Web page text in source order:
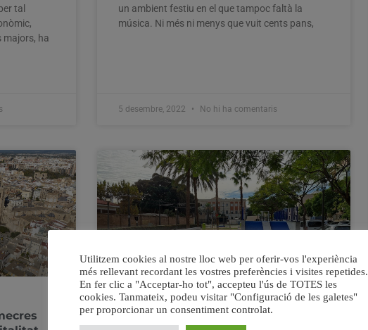
tal
majors, ha
un ambient festiu en el que tampoc faltà la
música. Ni més ni menys que vuit cents pans,
5 desembre, 2022 No hi ha comentaris
Oberts al públic els parcs de la
Utilitzem cookies al nostre lloc web per oferir-vos l'experiència
més rellevant recordant les vostres preferències i visites repetides.
En fer clic a "Acceptar-ho tot", accepteu l'ús de TOTES les
cookies. Tanmateix, podeu visitar "Configuració de les galetes"
per proporcionar un consentiment controlat.